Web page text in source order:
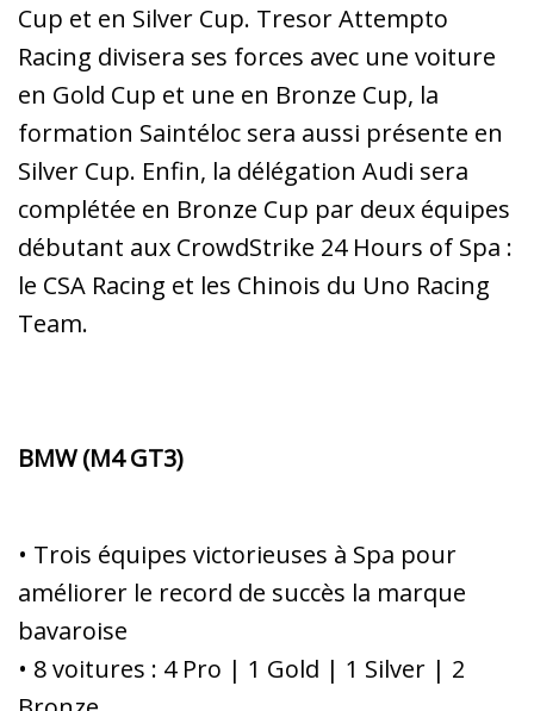
Cup et en Silver Cup. Tresor Attempto
Racing divisera ses forces avec une voiture
en Gold Cup et une en Bronze Cup, la
formation Saintéloc sera aussi présente en
Silver Cup. Enfin, la délégation Audi sera
complétée en Bronze Cup par deux équipes
débutant aux CrowdStrike 24 Hours of Spa :
le CSA Racing et les Chinois du Uno Racing
Team.
BMW (M4 GT3)
• Trois équipes victorieuses à Spa pour
améliorer le record de succès la marque
bavaroise
• 8 voitures : 4 Pro | 1 Gold | 1 Silver | 2